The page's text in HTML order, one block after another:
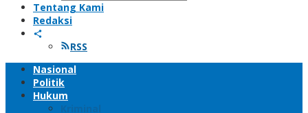
Tentang Kami
Redaksi
RSS
Nasional
Politik
Hukum
Kriminal